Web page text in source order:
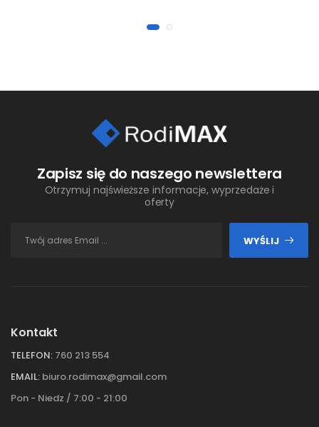
Zapisz się do naszego newslettera
Otrzymuj najświeższe informacje, wyprzedaże i
oferty
WYŚLIJ
Kontakt
TELEFON: 760 213 554
EMAIL: biuro.rodimax@gmail.com
Pon - Niedz / 7:00 - 21:00